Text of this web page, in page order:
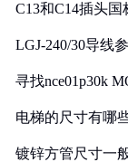
C13和C14插头
LGJ-240/30导线
寻找nce01p30k
电梯的尺寸有哪
镀锌方管尺寸一